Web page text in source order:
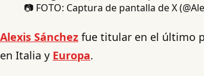
📷 FOTO: Captura de pantalla de X
Alexis Sánchez fue titular en el último
en Italia y Europa.